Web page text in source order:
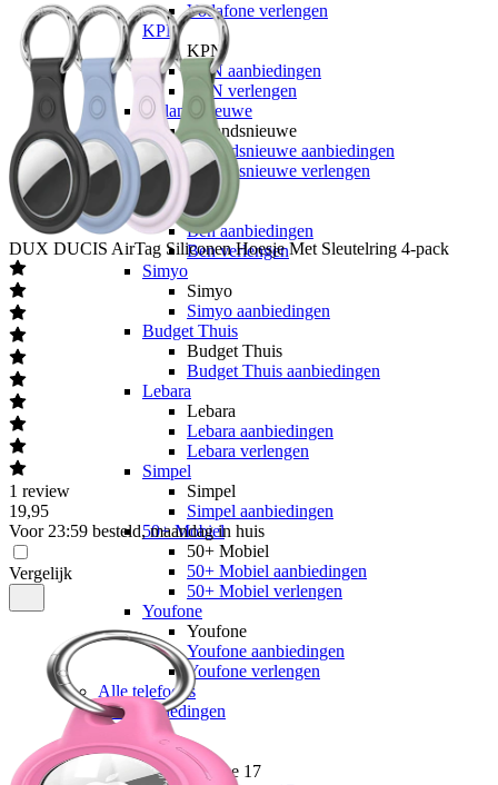
Vodafone verlengen
KPN
KPN
KPN aanbiedingen
KPN verlengen
hollandsnieuwe
hollandsnieuwe
hollandsnieuwe aanbiedingen
hollandsnieuwe verlengen
Ben
Ben
Ben aanbiedingen
Ben verlengen
Simyo
Simyo
Simyo aanbiedingen
Budget Thuis
Budget Thuis
Budget Thuis aanbiedingen
Lebara
Lebara
Lebara aanbiedingen
Lebara verlengen
Simpel
Simpel
Simpel aanbiedingen
50+ Mobiel
50+ Mobiel
50+ Mobiel aanbiedingen
50+ Mobiel verlengen
Youfone
Youfone
Youfone aanbiedingen
Youfone verlengen
Alle telefoons
Alle aanbiedingen
Merken
Apple
Apple iPhone 17
DUX DUCIS AirTag Siliconen Hoesje Met Sleutelring 4-pack
1 review
19,95
Voor 23:59 besteld, maandag in huis
Vergelijk